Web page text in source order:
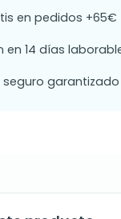
en pedidos +65€
en 14 días
seguro garantizado